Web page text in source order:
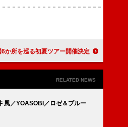
トリオで全国6か所を巡る初夏ツアー開催決定
RELATED NEWS
風／YOASOBI／ロゼ＆ブルー